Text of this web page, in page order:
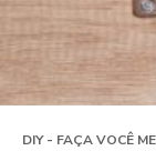
DIY - FAÇA VOCÊ